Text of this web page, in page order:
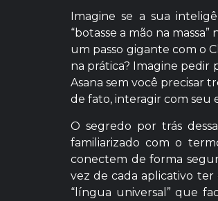
Imagine se a sua
“botasse a mão na
um passo gigante com o
na prática? Imagine pedir
Asana sem você precisar
de fato, interagir com seu
O segredo por trás
familiarizado com o
conectem de forma
vez de cada aplicativo
“língua universal” que